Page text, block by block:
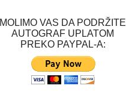
MOLIMO VAS DA PODRŽITE
AUTOGRAF UPLATOM
PREKO PAYPAL-A: